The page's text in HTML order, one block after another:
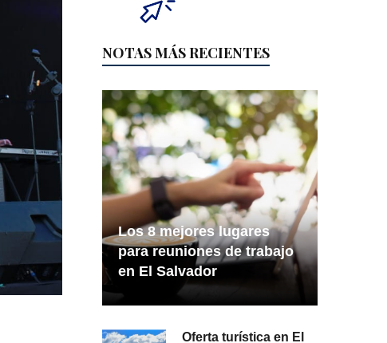
NOTAS MÁS RECIENTES
Los 8 mejores lugares
para reuniones de trabajo
en El Salvador
Oferta turística en El